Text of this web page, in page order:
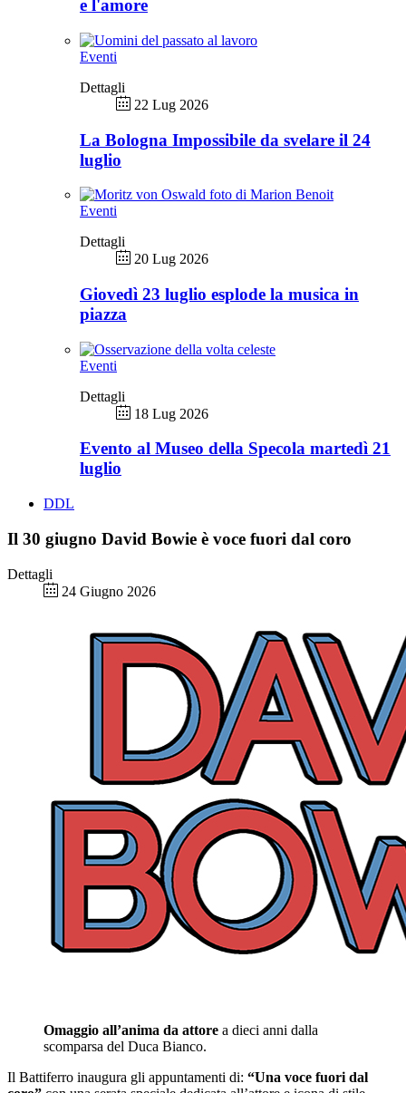
e l'amore
Eventi
Dettagli
22 Lug 2026
La Bologna Impossibile da svelare il 24
luglio
Eventi
Dettagli
20 Lug 2026
Giovedì 23 luglio esplode la musica in
piazza
Eventi
Dettagli
18 Lug 2026
Evento al Museo della Specola martedì 21
luglio
DDL
Il 30 giugno David Bowie è voce fuori dal coro
Dettagli
24 Giugno 2026
Omaggio all’anima da attore a dieci anni dalla
scomparsa del Duca Bianco.
Il Battiferro inaugura gli appuntamenti di: “Una voce fuori dal